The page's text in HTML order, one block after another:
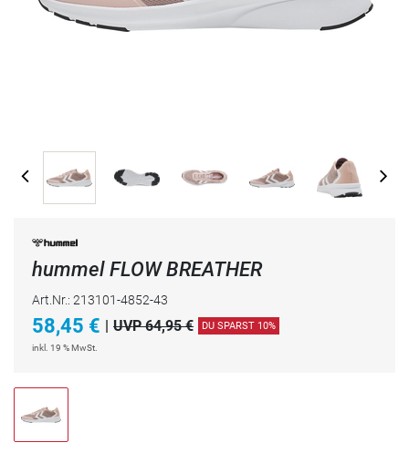
hummel FLOW BREATHER
Art.Nr.: 213101-4852-43
58,45 € | UVP 64,95 € DU SPARST 10%
inkl. 19 % MwSt.